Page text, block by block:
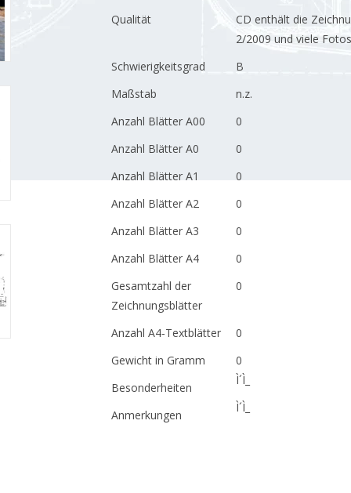
Qualität
CD enthält die
2/2009 und viele Fotos
Schwierigkeitsgrad
B
Maßstab
n.z.
Anzahl Blätter A00
0
Anzahl Blätter A0
0
Anzahl Blätter A1
0
Anzahl Blätter A2
0
Anzahl Blätter A3
0
Anzahl Blätter A4
0
Gesamtzahl der
Zeichnungsblätter
0
Anzahl A4-Textblätter
0
Gewicht in Gramm
0
Besonderheiten
Ì´Ì_
Anmerkungen
Ì´Ì_